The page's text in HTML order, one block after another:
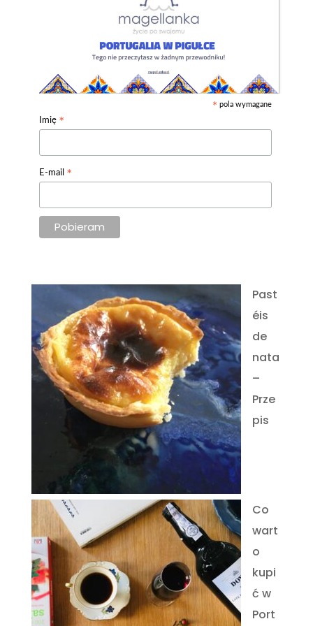
* pola wymagane
Imię *
E-mail *
Past
éis
de
nata
–
Prze
pis
Co
wart
o
kupi
ć w
Port